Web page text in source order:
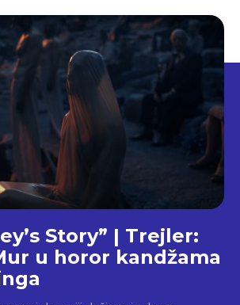
Story” | Trejler:
u horor kandžama